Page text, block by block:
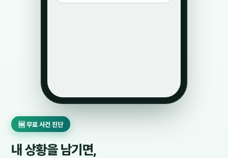
🆓 무료 사건 진단
내 상황을 남기면,